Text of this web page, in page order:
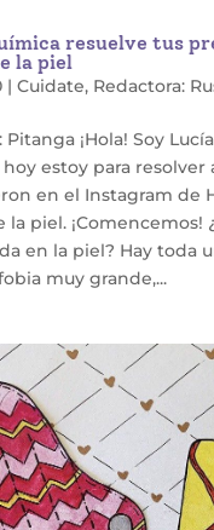
resuelve tus
la piel
| Cuidate, Redactora:
Pitanga ¡Hola! Soy
estoy para resolver
en el Instagram de
la piel. ¡Comencemos!
en la piel? Hay toda
muy grande,...